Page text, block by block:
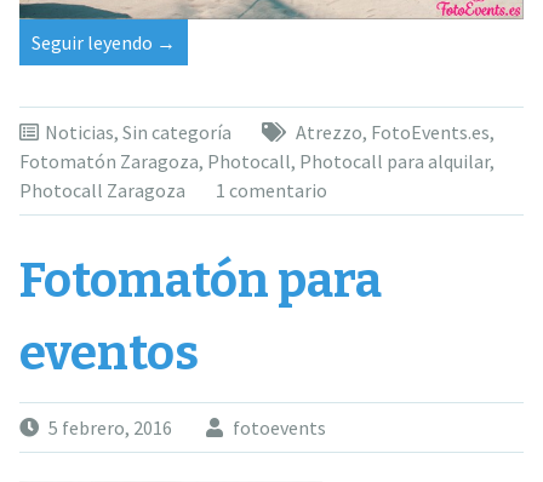
Seguir leyendo “Nuevos
Photocall
alquilar”
→
Noticias, Sin categoría Atrezzo, FotoEvents.es,
Fotomatón Zaragoza, Photocall, Photocall para alquilar,
Photocall Zaragoza
1 comentario
Fotomatón para
eventos
5 febrero, 2016 fotoevents